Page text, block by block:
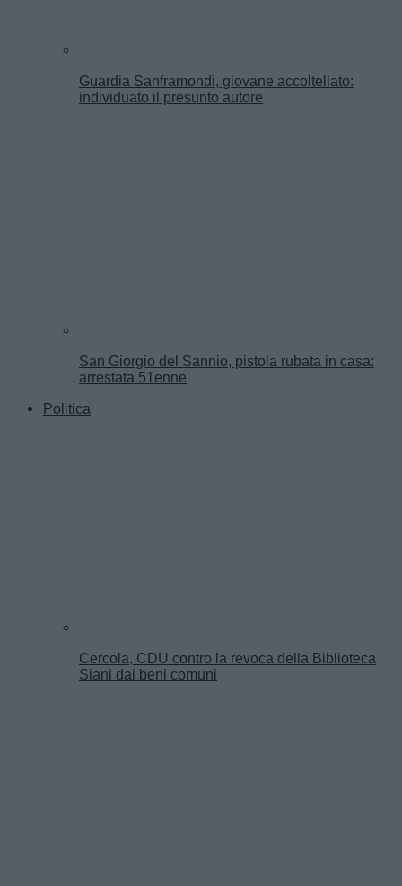
Guardia Sanframondi, giovane accoltellato:
individuato il presunto autore
San Giorgio del Sannio, pistola rubata in casa:
arrestata 51enne
Politica
Cercola, CDU contro la revoca della Biblioteca
Siani dai beni comuni